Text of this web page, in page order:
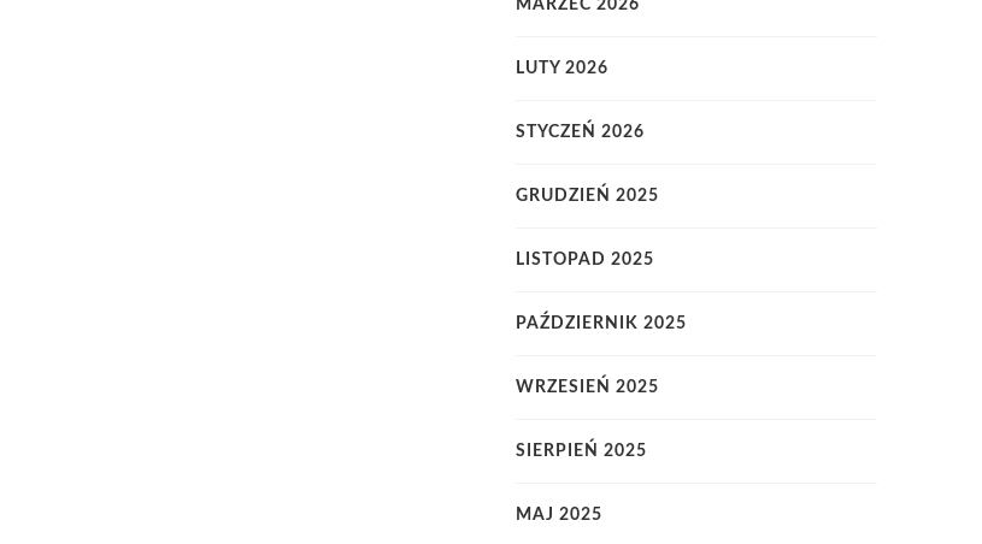
MARZEC 2026
LUTY 2026
STYCZEŃ 2026
GRUDZIEŃ 2025
LISTOPAD 2025
PAŹDZIERNIK 2025
WRZESIEŃ 2025
SIERPIEŃ 2025
MAJ 2025